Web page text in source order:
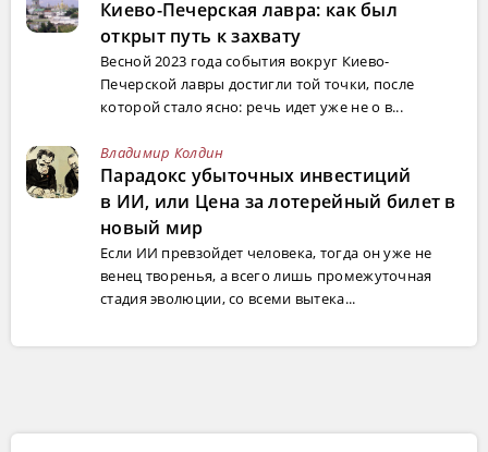
Киево-Печерская лавра: как был
открыт путь к захвату
Весной 2023 года события вокруг Киево-
Печерской лавры достигли той точки, после
которой стало ясно: речь идет уже не о в...
Владимир Колдин
Парадокс убыточных инвестиций
в ИИ, или Цена за лотерейный билет в
новый мир
Если ИИ превзойдет человека, тогда он уже не
венец творенья, а всего лишь промежуточная
стадия эволюции, со всеми вытека...